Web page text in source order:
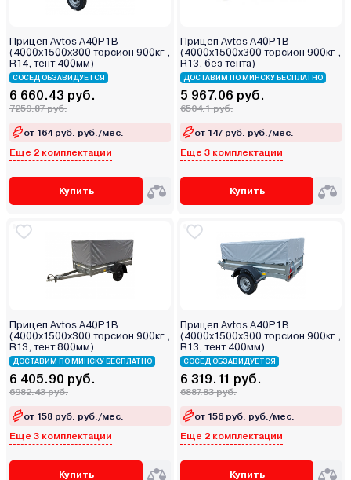
Прицеп Avtos A40P1B
(4000х1500х300 торсион 900кг ,
R14, тент 400мм)
СОСЕД ОБЗАВИДУЕТСЯ
6 660.43 руб.
7259.87 руб.
от 164 руб. руб./мес.
Еще 2 комплектации
Купить
Прицеп Avtos A40P1B
(4000х1500х300 торсион 900кг ,
R13, без тента)
ДОСТАВИМ ПО МИНСКУ БЕСПЛАТНО
5 967.06 руб.
6504.1 руб.
от 147 руб. руб./мес.
Еще 3 комплектации
Купить
Прицеп Avtos A40P1B
(4000х1500х300 торсион 900кг ,
R13, тент 800мм)
ДОСТАВИМ ПО МИНСКУ БЕСПЛАТНО
6 405.90 руб.
6982.43 руб.
от 158 руб. руб./мес.
Еще 3 комплектации
Купить
Прицеп Avtos A40P1B
(4000х1500х300 торсион 900кг ,
R13, тент 400мм)
СОСЕД ОБЗАВИДУЕТСЯ
6 319.11 руб.
6887.83 руб.
от 156 руб. руб./мес.
Еще 2 комплектации
Купить